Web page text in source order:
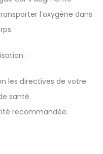
l’oxygène dans
:
les directives de votre
santé.
recommandée.